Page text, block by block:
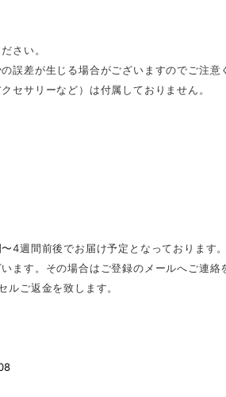
さい。
誤差が生じる場合がございますのでご注意
セサリーなど）は付属しておりません。
4週間前後でお届け予定となっております
ます。その場合はご登録のメールへご連絡
ご返金を致します。